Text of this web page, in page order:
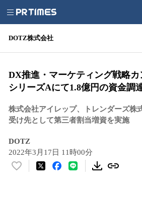
DOTZ株式会社
DX推進・マーケティング戦略
シリーズAにて1.8億円の資金調
株式会社アイレップ、トレンダーズ株
受け先として第三者割当増資を実施
DOTZ
2022年3月17日 11時00分
い